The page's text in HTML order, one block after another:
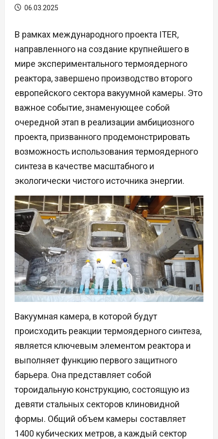
06.03.2025
В рамках международного проекта ITER,
направленного на создание крупнейшего в
мире экспериментального термоядерного
реактора, завершено производство второго
европейского сектора вакуумной камеры. Это
важное событие, знаменующее собой
очередной этап в реализации амбициозного
проекта, призванного продемонстрировать
возможность использования термоядерного
синтеза в качестве масштабного и
экологически чистого источника энергии.
Вакуумная камера, в которой будут
происходить реакции термоядерного синтеза,
является ключевым элементом реактора и
выполняет функцию первого защитного
барьера. Она представляет собой
тороидальную конструкцию, состоящую из
девяти стальных секторов клиновидной
формы. Общий объем камеры составляет
1400 кубических метров, а каждый сектор